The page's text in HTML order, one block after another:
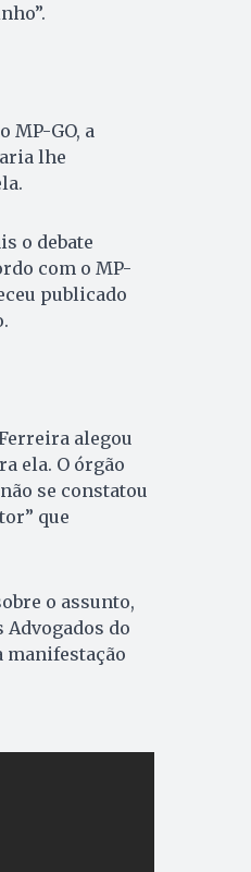
MP-GO, a
lhe
o debate
com o MP-
publicado
alegou
ela. O órgão
se constatou
que
o assunto,
do
manifestação